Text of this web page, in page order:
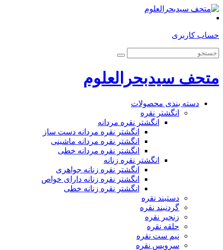
حساب کاربری
متحف سیدبحرالعلوم
دسته بندی محصولات
انگشتر نقره
انگشتر نقره مردانه
انگشتر نقره مردانه دست ساز
انگشتر نقره مردانه ماشینی
انگشتر نقره مردانه خطی
انگشتر نقره زنانه
انگشتر نقره زنانه جواهری
انگشتر نقره زنانه دارای خواص
انگشتر نقره زنانه خطی
دستبند نقره
گردنبند نقره
زنجیر نقره
حلقه نقره
نیم ست نقره
سرویس نقره